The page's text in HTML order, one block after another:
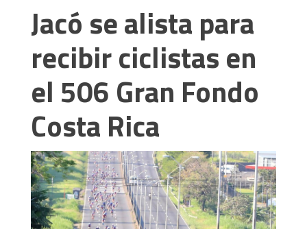
Jacó se alista para
recibir ciclistas en
el 506 Gran Fondo
Costa Rica